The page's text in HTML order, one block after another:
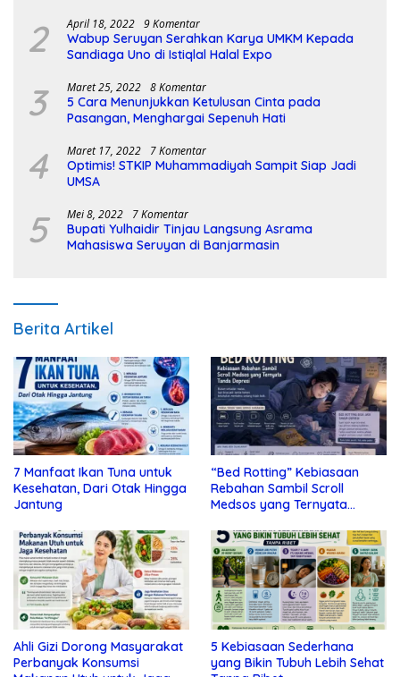
2 April 18, 2022 9 Komentar
Wabup Seruyan Serahkan Karya UMKM Kepada
Sandiaga Uno di Istiqlal Halal Expo
3 Maret 25, 2022 8 Komentar
5 Cara Menunjukkan Ketulusan Cinta pada
Pasangan, Menghargai Sepenuh Hati
4 Maret 17, 2022 7 Komentar
Optimis! STKIP Muhammadiyah Sampit Siap Jadi
UMSA
5 Mei 8, 2022 7 Komentar
Bupati Yulhaidir Tinjau Langsung Asrama
Mahasiswa Seruyan di Banjarmasin
Berita Artikel
7 Manfaat Ikan Tuna untuk
Kesehatan, Dari Otak Hingga
Jantung
“Bed Rotting” Kebiasaan
Rebahan Sambil Scroll
Medsos yang Ternyata
Ahli Gizi Dorong Masyarakat
Perbanyak Konsumsi
5 Kebiasaan Sederhana
yang Bikin Tubuh Lebih Sehat